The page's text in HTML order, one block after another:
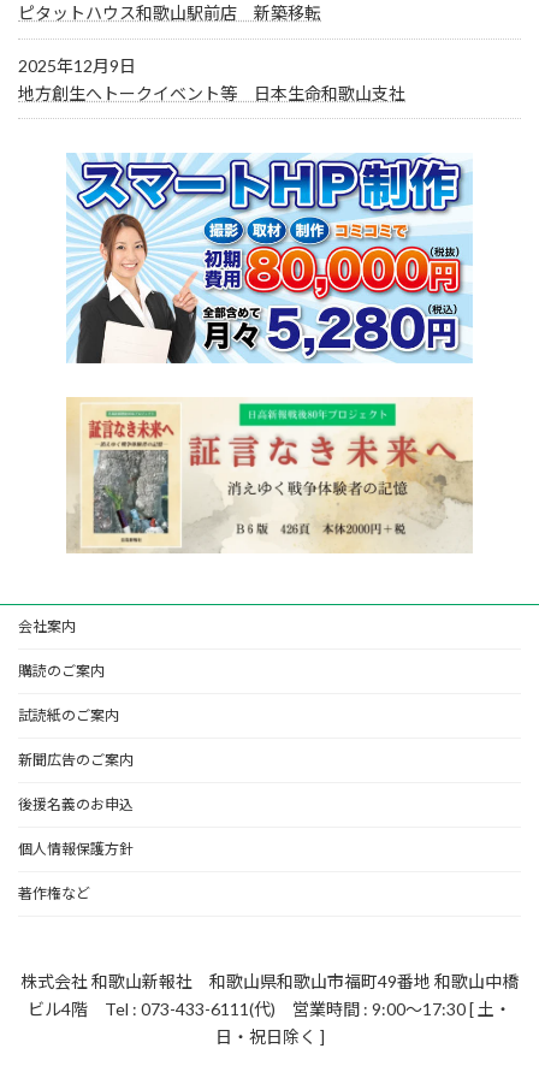
ピタットハウス和歌山駅前店 新築移転
2025年12月9日
地方創生へトークイベント等 日本生命和歌山支社
会社案内
購読のご案内
試読紙のご案内
新聞広告のご案内
後援名義のお申込
個人情報保護方針
著作権など
株式会社 和歌山新報社 和歌山県和歌山市福町49番地 和歌山中橋
ビル4階 Tel : 073-433-6111(代) 営業時間 : 9:00～17:30 [ 土・
日・祝日除く ]